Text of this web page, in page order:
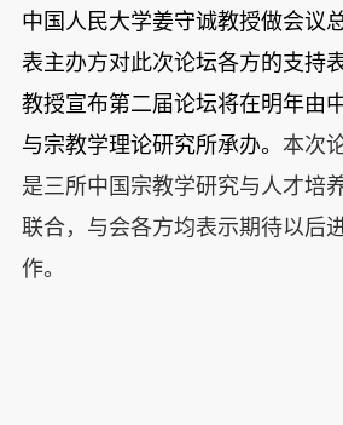
中国人民大学姜守诚教授做会议
表主办方对此次论坛各方的支持
教授宣布第二届论坛将在明年由
与宗教学理论研究所承办。 本次
是三所中国宗教学研究与人才培
联合，与会各方均表示期待以后
作。